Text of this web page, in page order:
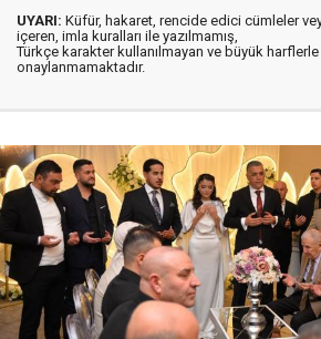
UYARI: Küfür, hakaret, rencide edici cümleler
içeren, imla kuralları ile yazılmamış,
Türkçe karakter kullanılmayan ve büyük harflerle
onaylanmamaktadır.